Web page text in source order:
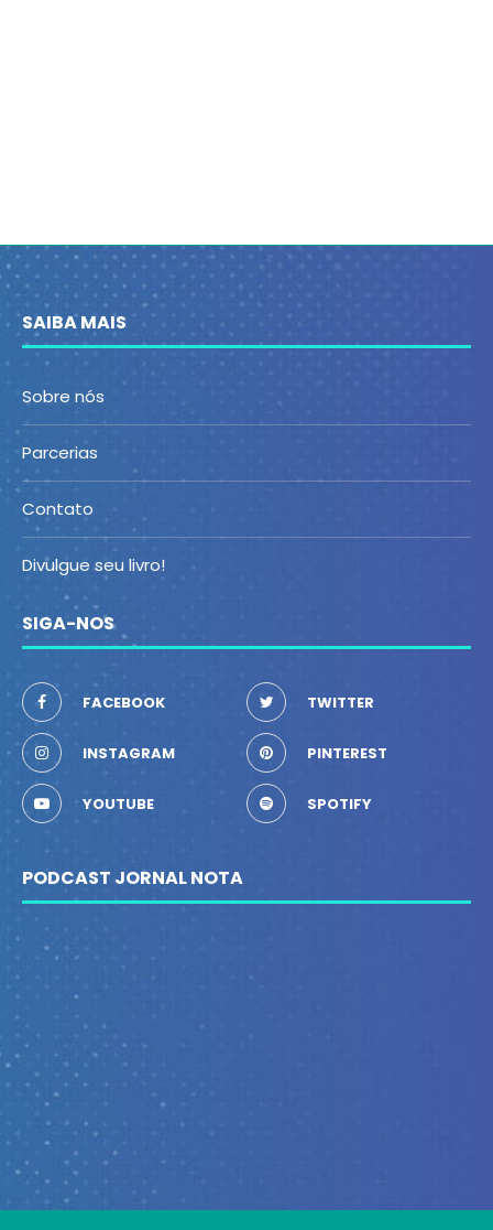
SAIBA MAIS
Sobre nós
Parcerias
Contato
Divulgue seu livro!
SIGA-NOS
FACEBOOK TWITTER
INSTAGRAM PINTEREST
YOUTUBE SPOTIFY
PODCAST JORNAL NOTA